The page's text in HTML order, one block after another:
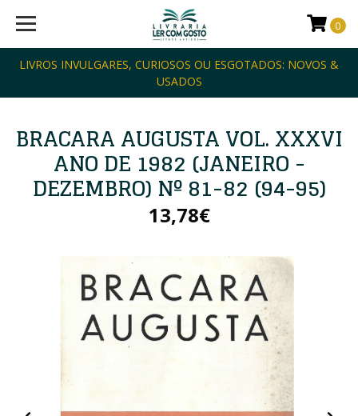
LIVROS INVULGARES, CURIOSOS OU ESGOTADOS: NOVOS &
USADOS
0
BRACARA AUGUSTA VOL. XXXVI
ANO DE 1982 (JANEIRO -
DEZEMBRO) Nº 81-82 (94-95)
13,78€